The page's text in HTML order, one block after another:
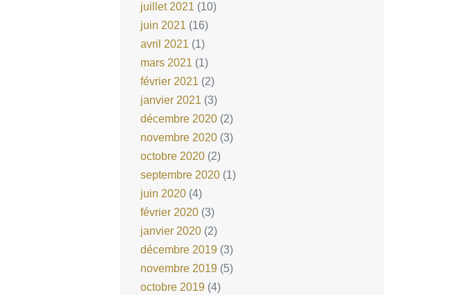
juillet 2021(10)
juin 2021(16)
avril 2021(1)
mars 2021(1)
février 2021(2)
janvier 2021(3)
décembre 2020(2)
novembre 2020(3)
octobre 2020(2)
septembre 2020(1)
juin 2020(4)
février 2020(3)
janvier 2020(2)
décembre 2019(3)
novembre 2019(5)
octobre 2019(4)